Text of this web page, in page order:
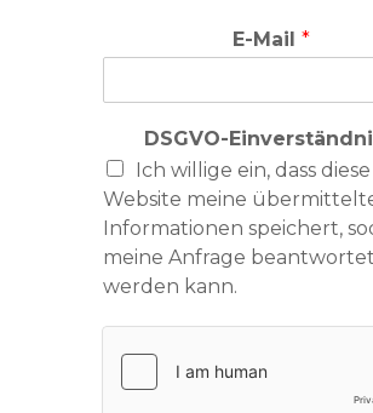
E-Mail *
DSGVO-
Ich willige ein, dass diese
Website meine
Informationen speichert,
meine Anfrage beantwortet
werden kann.